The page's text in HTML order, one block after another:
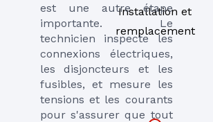
est une autre étape
importante. Le
technicien inspecte les
connexions électriques,
les disjoncteurs et les
fusibles, et mesure les
tensions et les courants
pour s'assurer que tout
Installation et
remplacement